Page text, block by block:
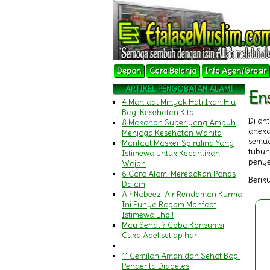
Depan Cara Belanja Info Agen/Grosir
ARTIKEL PENGOBATAN ALAMI
4 Manfaat Minyak Hati Ikan Hiu
Bagi Kesehatan Kita
8 Makanan Super yang Ampuh
Menjaga Kesehatan Wanita
Manfaat Masker Spirulina Yang
Istimewa Untuk Kecantikan
Wajah
6 Cara Alami Meredakan Panas
Dalam
Air Nabeez, Air Rendaman Kurma
Ini Punya Ragam Manfaat
Istimewa Lho !
Mau Sehat ? Coba Konsumsi
Cuka Apel setiap hari
11 Cemilan Aman dan Sehat Bagi
Penderita Diabetes
Di